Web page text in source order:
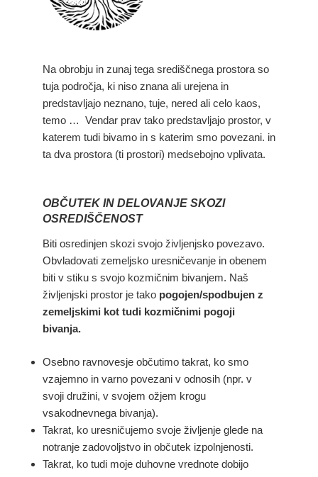
Na obrobju in zunaj tega središčnega prostora so
tuja področja, ki niso znana ali urejena in
predstavljajo neznano, tuje, nered ali celo kaos,
temo … Vendar prav tako predstavljajo prostor, v
katerem tudi bivamo in s katerim smo povezani. in
ta dva prostora (ti prostori) medsebojno vplivata.
OBČUTEK IN DELOVANJE SKOZI
OSREDIŠČENOST
Biti osredinjen skozi svojo življenjsko povezavo.
Obvladovati zemeljsko uresničevanje in obenem
biti v stiku s svojo kozmičnim bivanjem. Naš
življenjski prostor je tako pogojen/spodbujen z
zemeljskimi kot tudi kozmičnimi pogoji
bivanja.
Osebno ravnovesje občutimo takrat, ko smo
vzajemno in varno povezani v odnosih (npr. v
svoji družini, v svojem ožjem krogu
vsakodnevnega bivanja).
Takrat, ko uresničujemo svoje življenje glede na
notranje zadovoljstvo in občutek izpolnjenosti.
Takrat, ko tudi moje duhovne vrednote dobijo